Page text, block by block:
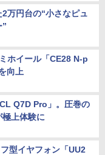
万円台の“小さなピュ
ホイール「CE28 N-p
向上
Q7D Pro」。圧巻の
上体験に
型イヤフォン「UU2